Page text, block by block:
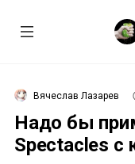
Вячеслав Лазарев
Надо бы
Spectacles с